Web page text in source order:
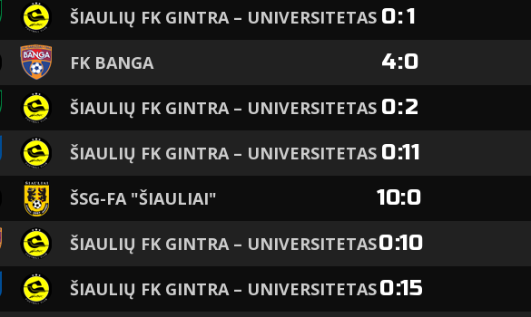
ŠIAULIŲ FK GINTRA – UNIVERSITETAS 0:1
FK BANGA 4:0
ŠIAULIŲ FK GINTRA – UNIVERSITETAS 0:2
ŠIAULIŲ FK GINTRA – UNIVERSITETAS 0:11
ŠSG-FA "ŠIAULIAI" 10:0
ŠIAULIŲ FK GINTRA – UNIVERSITETAS0:10
ŠIAULIŲ FK GINTRA – UNIVERSITETAS0:15